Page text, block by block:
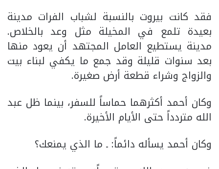
فقد كانت بيروت بالنسبة لشباب الفرات مدينة
بعيدة تلمع في المخيلة مثل وعد بالخلاص.
مدينة يستطيع العامل المجتهد أن يعود منها
بعد سنوات قليلة وقد جمع ما يكفي لبناء بيت
والزواج وشراء قطعة أرض صغيرة.
وكان أحمد أكثرهما حماساً للسفر، بينما ظل عبد
الله متردداً حتى الأيام الأخيرة.
وكان أحمد يسأله دائماً: ـ ما الذي يمنعك؟